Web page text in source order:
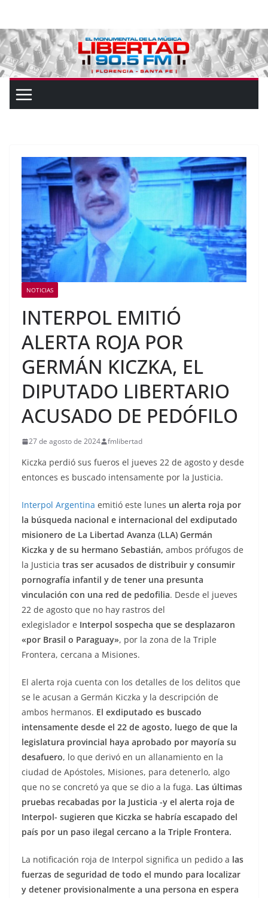
NOTICIAS
INTERPOL EMITIÓ
ALERTA ROJA POR
GERMÁN KICZKA, EL
DIPUTADO LIBERTARIO
ACUSADO DE PEDÓFILO
27 de agosto de 2024 fmlibertad
Kiczka perdió sus fueros el jueves 22 de agosto y desde
entonces es buscado intensamente por la Justicia.
Interpol Argentina emitió este lunes un alerta roja por
la búsqueda nacional e internacional del exdiputado
misionero de La Libertad Avanza (LLA) Germán
Kiczka y de su hermano Sebastián, ambos prófugos de
la Justicia tras ser acusados de distribuir y consumir
pornografía infantil y de tener una presunta
vinculación con una red de pedofilia. Desde el jueves
22 de agosto que no hay rastros del
exlegislador e Interpol sospecha que se desplazaron
«por Brasil o Paraguay», por la zona de la Triple
Frontera, cercana a Misiones.
El alerta roja cuenta con los detalles de los delitos que
se le acusan a Germán Kiczka y la descripción de
ambos hermanos. El exdiputado es buscado
intensamente desde el 22 de agosto, luego de que la
legislatura provincial haya aprobado por mayoría su
desafuero, lo que derivó en un allanamiento en la
ciudad de Apóstoles, Misiones, para detenerlo, algo
que no se concretó ya que se dio a la fuga. Las últimas
pruebas recabadas por la Justicia -y el alerta roja de
Interpol- sugieren que Kiczka se habría escapado del
país por un paso ilegal cercano a la Triple Frontera.
La notificación roja de Interpol significa un pedido a las
fuerzas de seguridad de todo el mundo para localizar
y detener provisionalmente a una persona en espera